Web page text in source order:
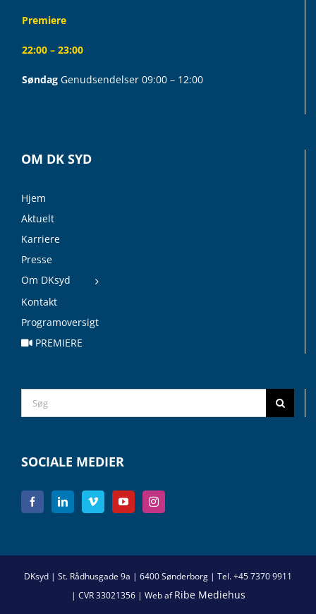
Premiere
22:00 – 23:00
Søndag Genudsendelser 09:00 – 12:00
OM DK SYD
Hjem
Aktuelt
Karriere
Presse
Om DKsyd
Kontakt
Programoversigt
PREMIERE
Search
for:
SOCIALE MEDIER
DKsyd | St. Rådhusgade 9a | 6400 Sønderborg | Tel. +45 7370 9911
| CVR 33021356 | Web afRibe Mediehus